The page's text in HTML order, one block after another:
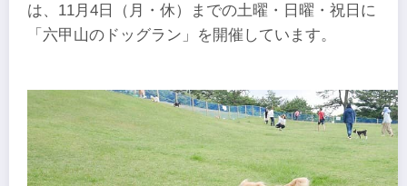
は、11月4日（月・休）までの土曜・日曜・祝日に
「六甲山のドッグラン」を開催しています。